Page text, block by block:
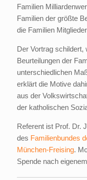
Familien
Familien der größte
die Familien
Der Vortrag schildert,
Beurteilungen der
unterschiedlichen
erklärt die Motive
aus der
der katholischen
Referent ist Prof. Dr.
des Familienbundes
München-Freising.
Spende nach